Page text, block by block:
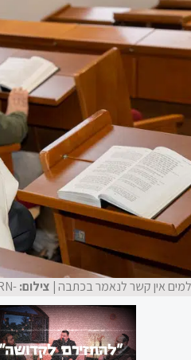
אין קשר לנאמר בכתבה| צילום:-By Moshe EINHORN, שאטרסטוק